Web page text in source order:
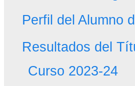
Perfil del Alumno
Resultados del
Curso 2023-24